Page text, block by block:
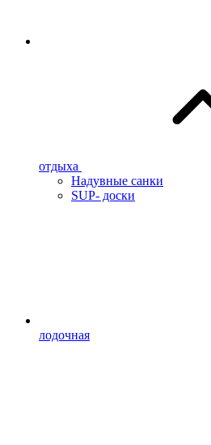
отдыха
Надувные санки
SUP- доски
лодочная